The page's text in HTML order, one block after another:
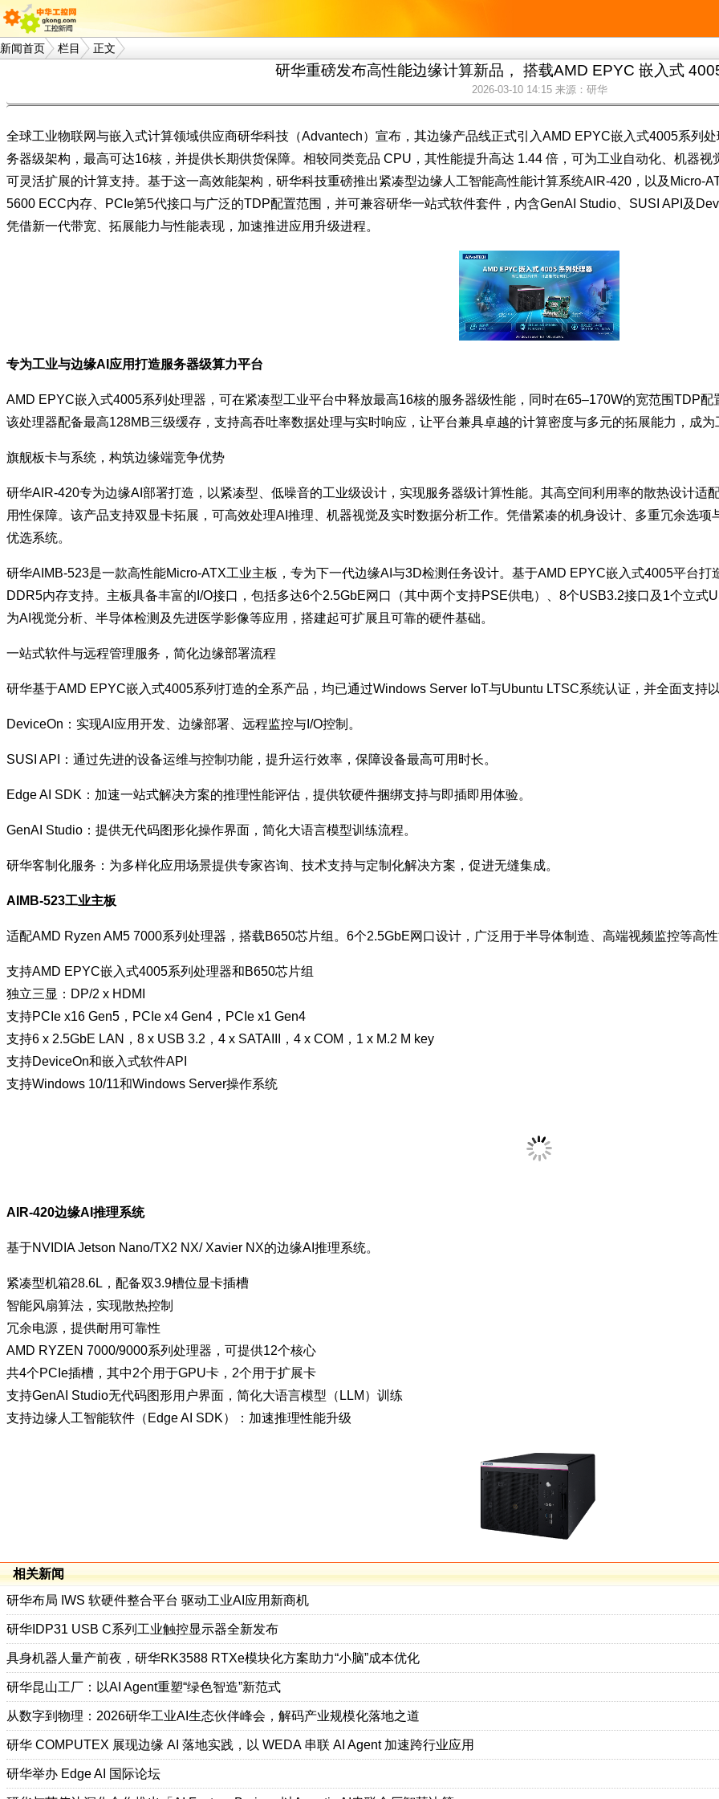
新闻首页 栏目 正文
研华重磅发布高性能边缘计算新品， 搭载AMD EPYC 嵌入式
2026-03-10 14:15 来源：研华
全球工业物联网与嵌入式计算领域供应商研华科技（Advantech）宣布，其边缘产品线正式引入AMD EPYC嵌入式4005系列
务器级架构，最高可达16核，并提供长期供货保障。相较同类竞品 CPU，其性能提升高达 1.44 倍，可为工业自动化、机器视
可灵活扩展的计算支持。基于这一高效能架构，研华科技重磅推出紧凑型边缘人工智能高性能计算系统AIR-420，以及Micro-
5600 ECC内存、PCIe第5代接口与广泛的TDP配置范围，并可兼容研华一站式软件套件，内含GenAI Studio、SUSI API及
凭借新一代带宽、拓展能力与性能表现，加速推进应用升级进程。
专为工业与边缘AI应用打造服务器级算力平台
AMD EPYC嵌入式4005系列处理器，可在紧凑型工业平台中释放最高16核的服务器级性能，同时在65–170W的宽范围TDP配
该处理器配备最高128MB三级缓存，支持高吞吐率数据处理与实时响应，让平台兼具卓越的计算密度与多元的拓展能力，成
旗舰板卡与系统，构筑边缘端竞争优势
研华AIR-420专为边缘AI部署打造，以紧凑型、低噪音的工业级设计，实现服务器级计算性能。其高空间利用率的散热设计适
用性保障。该产品支持双显卡拓展，可高效处理AI推理、机器视觉及实时数据分析工作。凭借紧凑的机身设计、多重冗余选
优选系统。
研华AIMB-523是一款高性能Micro-ATX工业主板，专为下一代边缘AI与3D检测任务设计。基于AMD EPYC嵌入式4005平台
DDR5内存支持。主板具备丰富的I/O接口，包括多达6个2.5GbE网口（其中两个支持PSE供电）、8个USB3.2接口及1个立式
为AI视觉分析、半导体检测及先进医学影像等应用，搭建起可扩展且可靠的硬件基础。
一站式软件与远程管理服务，简化边缘部署流程
研华基于AMD EPYC嵌入式4005系列打造的全系产品，均已通过Windows Server IoT与Ubuntu LTSC系统认证，并全面支持
DeviceOn：实现AI应用开发、边缘部署、远程监控与I/O控制。
SUSI API：通过先进的设备运维与控制功能，提升运行效率，保障设备最高可用时长。
Edge AI SDK：加速一站式解决方案的推理性能评估，提供软硬件捆绑支持与即插即用体验。
GenAI Studio：提供无代码图形化操作界面，简化大语言模型训练流程。
研华客制化服务：为多样化应用场景提供专家咨询、技术支持与定制化解决方案，促进无缝集成。
AIMB-523工业主板
适配AMD Ryzen AM5 7000系列处理器，搭载B650芯片组。6个2.5GbE网口设计，广泛用于半导体制造、高端视频监控等高性
支持AMD EPYC嵌入式4005系列处理器和B650芯片组
独立三显：DP/2 x HDMI
支持PCIe x16 Gen5，PCIe x4 Gen4，PCIe x1 Gen4
支持6 x 2.5GbE LAN，8 x USB 3.2，4 x SATAIII，4 x COM，1 x M.2 M key
支持DeviceOn和嵌入式软件API
支持Windows 10/11和Windows Server操作系统
AIR-420边缘AI推理系统
基于NVIDIA Jetson Nano/TX2 NX/ Xavier NX的边缘AI推理系统。
紧凑型机箱28.6L，配备双3.9槽位显卡插槽
智能风扇算法，实现散热控制
冗余电源，提供耐用可靠性
AMD RYZEN 7000/9000系列处理器，可提供12个核心
共4个PCIe插槽，其中2个用于GPU卡，2个用于扩展卡
支持GenAI Studio无代码图形用户界面，简化大语言模型（LLM）训练
支持边缘人工智能软件（Edge AI SDK）：加速推理性能升级
相关新闻
研华布局 IWS 软硬件整合平台 驱动工业AI应用新商机
研华IDP31 USB C系列工业触控显示器全新发布
具身机器人量产前夜，研华RK3588 RTXe模块化方案助力“小脑”成本优化
研华昆山工厂：以AI Agent重塑“绿色智造”新范式
从数字到物理：2026研华工业AI生态伙伴峰会，解码产业规模化落地之道
研华 COMPUTEX 展现边缘 AI 落地实践，以 WEDA 串联 AI Agent 加速跨行业应用
研华举办 Edge AI 国际论坛